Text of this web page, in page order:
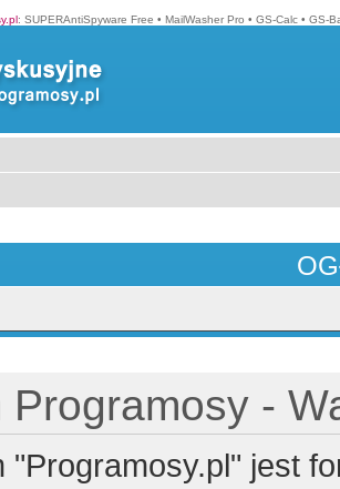
: SUPERAntiSpyware Free • MailWasher Pro • GS-Calc • GS-
Programosy -
"Programosy.pl" jest